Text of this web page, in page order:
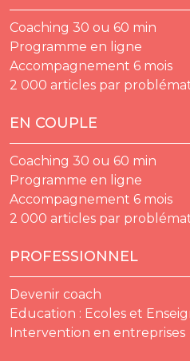
Coaching 30 ou 60 min
Programme en ligne
Accompagnement 6 mois
2 000 articles par
EN COUPLE
Coaching 30 ou 60 min
Programme en ligne
Accompagnement 6 mois
2 000 articles par
PROFESSIONNEL
Devenir coach
Education : Ecoles et
Intervention en entreprises